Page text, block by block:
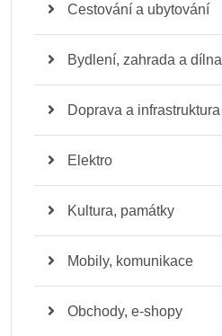
Cestování a ubytování
Bydlení, zahrada a dílna
Doprava a infrastruktura
Elektro
Kultura, památky
Mobily, komunikace
Obchody, e-shopy